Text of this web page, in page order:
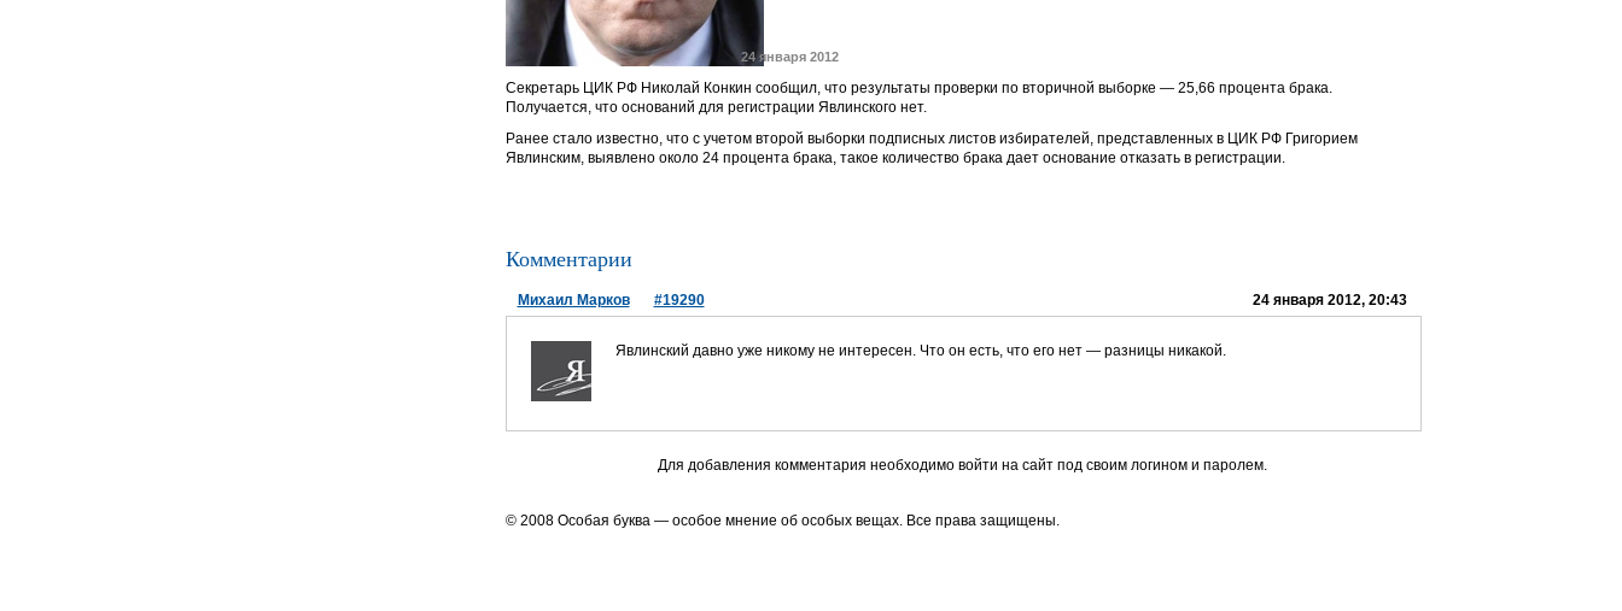
24 января 2012
Секретарь ЦИК РФ Николай Конкин сообщил, что результаты проверки по вторичной выборке — 25,66 процента брака.
Получается, что оснований для регистрации Явлинского нет.
Ранее стало известно, что с учетом второй выборки подписных листов избирателей, представленных в ЦИК РФ Григорием
Явлинским, выявлено около 24 процента брака, такое количество брака дает основание отказать в регистрации.
Комментарии
Михаил Марков 24 января 2012, 20:43
#19290
Явлинский давно уже никому не интересен. Что он есть, что его нет — разницы никакой.
Для добавления комментария необходимо войти на сайт под своим логином и паролем.
© 2008 Особая буква — особое мнение об особых вещах. Все права защищены.